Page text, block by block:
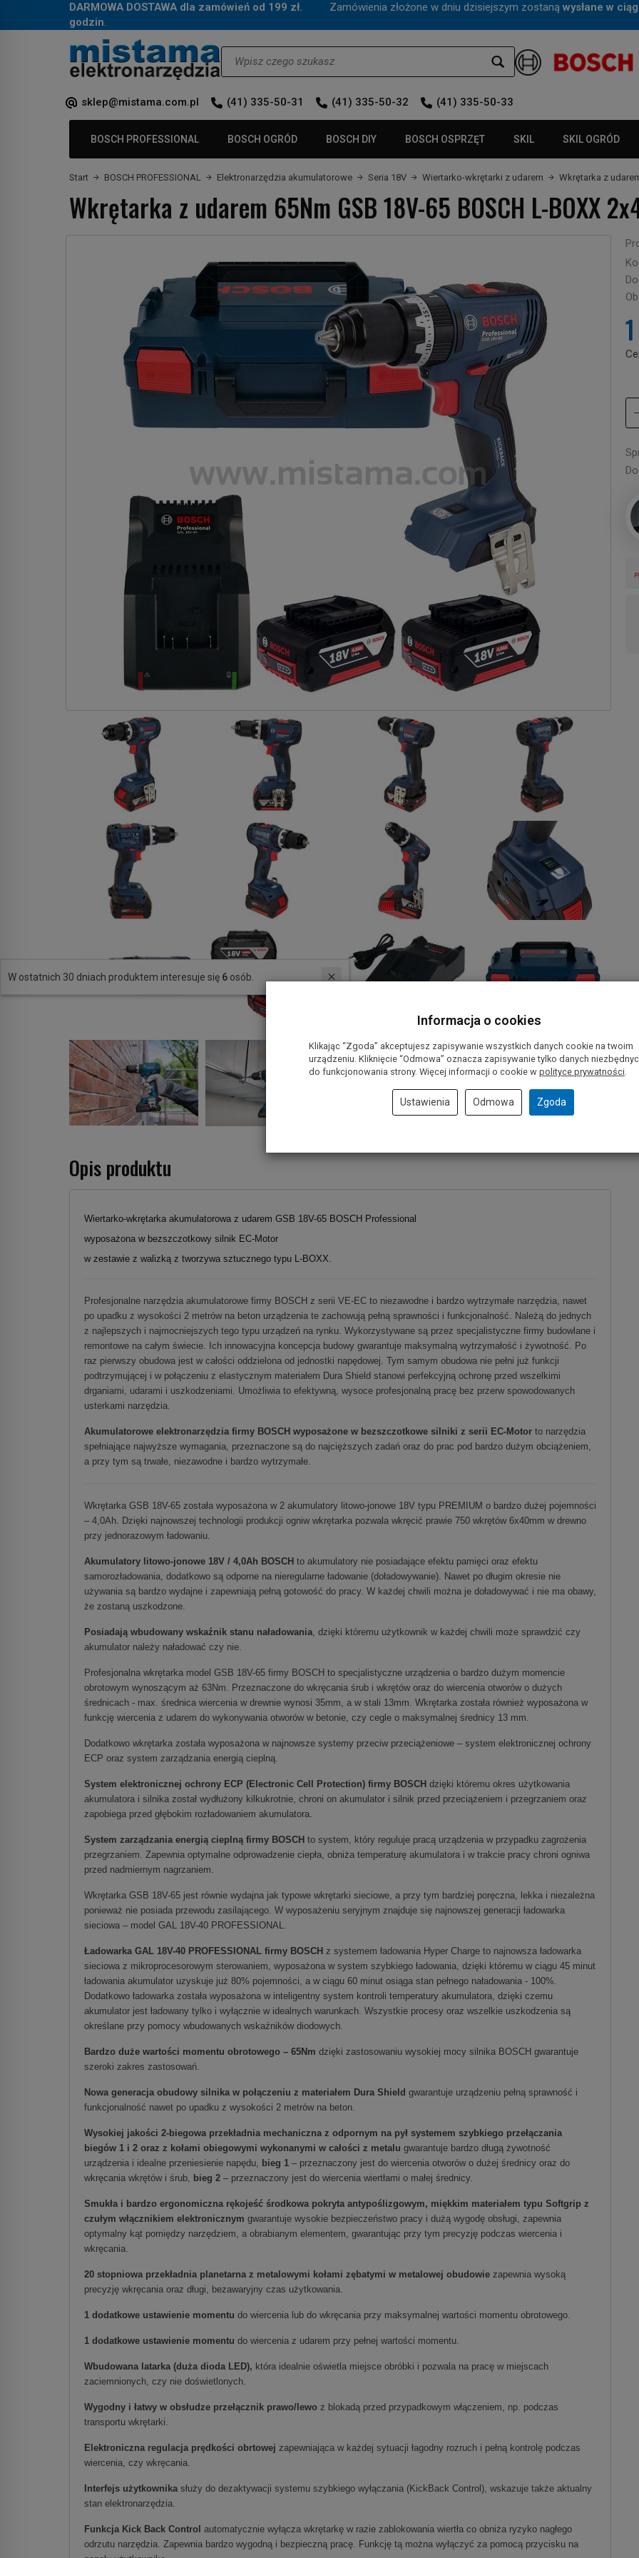
DARMOWA DOSTAWA dla zamówień od 199 zł. Zamówienia złożone w dniu dzisiejszym zostaną wysłane w
godzin.
sklep@mistama.com.pl (41) 335-50-31 (41) 335-50-32 (41) 335-50-33
BOSCH PROFESSIONAL BOSCH OGRÓD BOSCH DIY BOSCH OSPRZĘT SKIL SKIL OGRÓD
Start BOSCH PROFESSIONAL Elektronarzędzia akumulatorowe Seria 18V Wiertarko-wkrętarki z udarem Wkrętarka z
Wkrętarka z udarem 65Nm GSB 18V-65 BOSCH L-BOXX
Opis produktu
Wiertarko-wkrętarka akumulatorowa z udarem GSB 18V-65 BOSCH Professional
wyposażona w bezszczotkowy silnik EC-Motor
w zestawie z walizką z tworzywa sztucznego typu L-BOXX.
Profesjonalne narzędzia akumulatorowe firmy BOSCH z serii VE-EC to niezawodne i bardzo wytrzymałe narzędzia, nawet
po upadku z wysokości 2 metrów na beton urządzenia te zachowują pełną sprawności i funkcjonalność. Należą do jednych
z najlepszych i najmocniejszych tego typu urządzeń na rynku. Wykorzystywane są przez specjalistyczne firmy budowlane i
remontowe na całym świecie. Ich innowacyjna koncepcja budowy gwarantuje maksymalną wytrzymałość i żywotność. Po
raz pierwszy obudowa jest w całości oddzielona od jednostki napędowej. Tym samym obudowa nie pełni już funkcji
podtrzymującej i w połączeniu z elastycznym materiałem Dura Shield stanowi perfekcyjną ochronę przed wszelkimi
drganiami, udarami i uszkodzeniami. Umożliwia to efektywną, wysoce profesjonalną pracę bez przerw spowodowanych
usterkami narzędzia.
Akumulatorowe elektronarzędzia firmy BOSCH wyposażone w bezszczotkowe silniki z serii EC-Motor to narzędzia
spełniające najwyższe wymagania, przeznaczone są do najcięższych zadań oraz do prac pod bardzo dużym obciążeniem,
a przy tym są trwałe, niezawodne i bardzo wytrzymałe.
Wkrętarka GSB 18V-65 została wyposażona w 2 akumulatory litowo-jonowe 18V typu PREMIUM o bardzo dużej pojemności
– 4,0Ah. Dzięki najnowszej technologii produkcji ogniw wkrętarka pozwala wkręcić prawie 750 wkrętów 6x40mm w drewno
przy jednorazowym ładowaniu.
Akumulatory litowo-jonowe 18V / 4,0Ah BOSCH to akumulatory nie posiadające efektu pamięci oraz efektu
samorozładowania, dodatkowo są odporne na nieregularne ładowanie (doładowywanie). Nawet po długim okresie nie
używania są bardzo wydajne i zapewniają pełną gotowość do pracy. W każdej chwili można je doładowywać i nie ma obawy,
że zostaną uszkodzone.
Posiadają wbudowany wskaźnik stanu naładowania , dzięki któremu użytkownik w każdej chwili może sprawdzić czy
akumulator należy naładować czy nie.
Profesjonalna wkrętarka model GSB 18V-65 firmy BOSCH to specjalistyczne urządzenia o bardzo dużym momencie
obrotowym wynoszącym aż 63Nm. Przeznaczone do wkręcania śrub i wkrętów oraz do wiercenia otworów o dużych
średnicach - max. średnica wiercenia w drewnie wynosi 35mm, a w stali 13mm. Wkrętarka została również wyposażona w
funkcję wiercenia z udarem do wykonywania otworów w betonie, czy cegle o maksymalnej średnicy 13 mm.
Dodatkowo wkrętarka została wyposażona w najnowsze systemy przeciw przeciążeniowe – system elektronicznej ochrony
ECP oraz system zarządzania energią cieplną.
System elektronicznej ochrony ECP (Electronic Cell Protection) firmy BOSCH dzięki któremu okres użytkowania
akumulatora i silnika został wydłużony kilkukrotnie, chroni on akumulator i silnik przed przeciążeniem i przegrzaniem oraz
zapobiega przed głębokim rozładowaniem akumulatora.
System zarządzania energią cieplną firmy BOSCH to system, który reguluje pracą urządzenia w przypadku zagrożenia
przegrzaniem. Zapewnia optymalne odprowadzenie ciepła, obniża temperaturę akumulatora i w trakcie pracy chroni ogniwa
przed nadmiernym nagrzaniem.
Wkrętarka GSB 18V-65 jest równie wydajna jak typowe wkrętarki sieciowe, a przy tym bardziej poręczna, lekka i niezależna
ponieważ nie posiada przewodu zasilającego. W wyposażeniu seryjnym znajduje się najnowszej generacji ładowarka
sieciowa – model GAL 18V-40 PROFESSIONAL.
Ładowarka GAL 18V-40 PROFESSIONAL firmy BOSCH z systemem ładowania Hyper Charge to najnowsza ładowarka
sieciowa z mikroprocesorowym sterowaniem, wyposażona w system szybkiego ładowania, dzięki któremu w ciągu 45 minut
ładowania akumulator uzyskuje już 80% pojemności, a w ciągu 60 minut osiąga stan pełnego naładowania - 100%.
Dodatkowo ładowarka została wyposażona w inteligentny system kontroli temperatury akumulatora, dzięki czemu
akumulator jest ładowany tylko i wyłącznie w idealnych warunkach. Wszystkie procesy oraz wszelkie uszkodzenia są
określane przy pomocy wbudowanych wskaźników diodowych.
Bardzo duże wartości momentu obrotowego – 65Nm dzięki zastosowaniu wysokiej mocy silnika BOSCH gwarantuje
szeroki zakres zastosowań.
Nowa generacja obudowy silnika w połączeniu z materiałem Dura Shield gwarantuje urządzeniu pełną sprawność i
funkcjonalność nawet po upadku z wysokości 2 metrów na beton.
Wysokiej jakości 2-biegowa przekładnia mechaniczna z odpornym na pył systemem szybkiego przełączania
biegów 1 i 2 oraz z kołami obiegowymi wykonanymi w całości z metalu gwarantuje bardzo długą żywotność
urządzenia i idealne przeniesienie napędu, bieg 1 – przeznaczony jest do wiercenia otworów o dużej średnicy oraz do
wkręcania wkrętów i śrub, bieg 2 – przeznaczony jest do wiercenia wiertłami o małej średnicy.
Smukła i bardzo ergonomiczna rękojeść środkowa pokryta antypoślizgowym, miękkim materiałem typu Softgrip z
czułym włącznikiem elektronicznym gwarantuje wysokie bezpieczeństwo pracy i dużą wygodę obsługi, zapewnia
optymalny kąt pomiędzy narzędziem, a obrabianym elementem, gwarantując przy tym precyzję podczas wiercenia i
wkręcania.
20 stopniowa przekładnia planetarna z metalowymi kołami zębatymi w metalowej obudowie zapewnia wysoką
precyzję wkręcania oraz długi, bezawaryjny czas użytkowania.
1 dodatkowe ustawienie momentu do wiercenia lub do wkręcania przy maksymalnej wartości momentu obrotowego.
1 dodatkowe ustawienie momentu do wiercenia z udarem przy pełnej wartości momentu.
Wbudowana latarka (duża dioda LED), która idealnie oświetla miejsce obróbki i pozwala na pracę w miejscach
zaciemnionych, czy nie doświetlonych.
Wygodny i łatwy w obsłudze przełącznik prawo/lewo z blokadą przed przypadkowym włączeniem, np. podczas
transportu wkrętarki.
Elektroniczna regulacja prędkości obrtowej zapewniająca w każdej sytuacji łagodny rozruch i pełną kontrolę podczas
wiercenia, czy wkręcania.
Interfejs użytkownika służy do dezaktywacji systemu szybkiego wyłączania (KickBack Control), wskazuje także aktualny
stan elektronarzędzia.
Funkcja Kick Back Control automatycznie wyłącza wkrętarkę w razie zablokowania wiertła co obniża ryzyko nagłego
odrzutu narzędzia. Zapewnia bardzo wygodną i bezpieczną pracę. Funkcję tą można wyłączyć za pomocą przycisku na
W ostatnich 30 dniach produktem interesuje się 6 osób.
Informacja o cookies
Klikając “Zgoda” akceptujesz zapisywanie wszystkich danych cookie na twoim
urządzeniu. Kliknięcie “Odmowa” oznacza zapisywanie tylko danych
do funkcjonowania strony. Więcej informacji o cookie w polityce prywatności.
Ustawienia Odmowa Zgoda